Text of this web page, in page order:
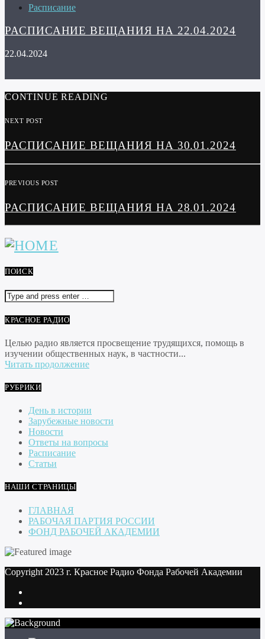
Расписание
РАСПИСАНИЕ ВЕЩАНИЯ НА 22.04.2024
22.04.2024
CONTINUE READING
NEXT POST
РАСПИСАНИЕ ВЕЩАНИЯ НА 30.01.2024
PREVIOUS POST
РАСПИСАНИЕ ВЕЩАНИЯ НА 28.01.2024
ПОИСК
КРАСНОЕ РАДИО
Целью радио является просвещение трудящихся, помощь в
изучении общественных наук, в частности...
Читать продолжение
РУБРИКИ
День в истории
Зарубежные новости
Новости
Ответы на вопросы
Расписание
Статьи
НАШИ СТРАНИЦЫ
ГЛАВНАЯ
РАБОЧАЯ ПАРТИЯ РОССИИ
ФОНД РАБОЧЕЙ АКАДЕМИИ
Copyright 2023 г. Красное Радио Фонда Рабочей Академии